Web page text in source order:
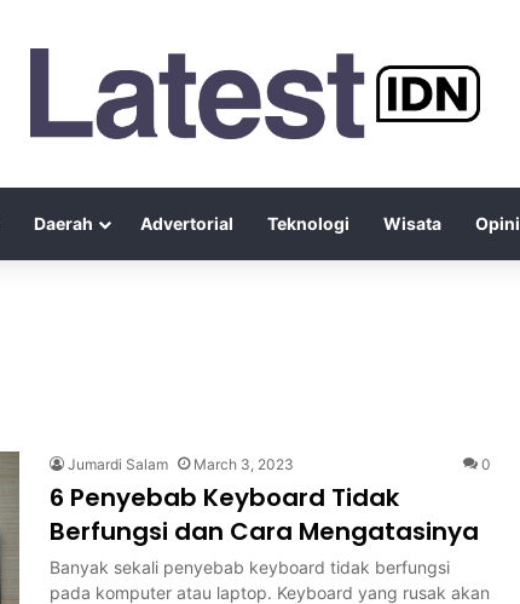
Daerah Advertorial Teknologi Wisata Opini
Jumardi Salam March 3, 2023 0
6 Penyebab Keyboard Tidak
Berfungsi dan Cara Mengatasinya
Banyak sekali penyebab keyboard tidak berfungsi
pada komputer atau laptop. Keyboard yang rusak akan